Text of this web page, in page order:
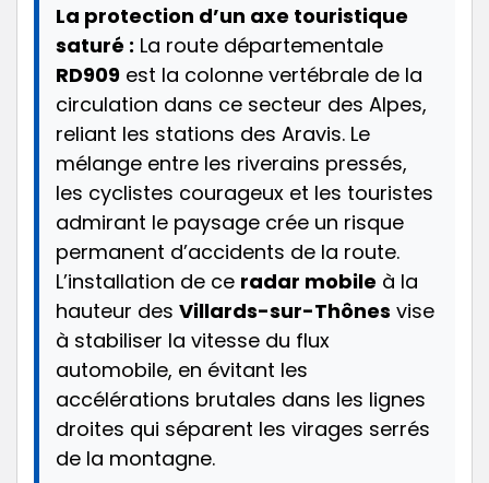
La protection d’un axe touristique
saturé : La route départementale
RD909 est la colonne vertébrale de la
circulation dans ce secteur des Alpes,
reliant les stations des Aravis. Le
mélange entre les riverains pressés,
les cyclistes courageux et les touristes
admirant le paysage crée un risque
permanent d’accidents de la route.
L’installation de ce radar mobile à la
hauteur des Villards-sur-Thônes vise
à stabiliser la vitesse du flux
automobile, en évitant les
accélérations brutales dans les lignes
droites qui séparent les virages serrés
de la montagne.